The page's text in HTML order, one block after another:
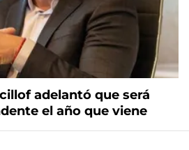
adelantó que será
el año que viene